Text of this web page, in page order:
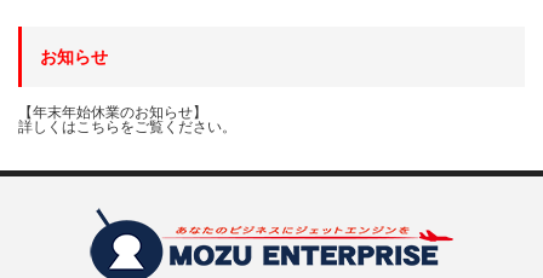
お知らせ
【年末年始休業のお知らせ】
詳しくはこちらをご覧ください。